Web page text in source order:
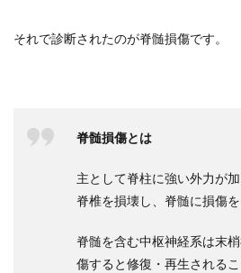
それで診断されたのが脊髄損傷です。
脊髄損傷とは
主として脊柱に強い外力が
脊椎を損壊し、脊髄に損傷を
脊髄を含む中枢神経系は末
傷すると修復・再生されるこ